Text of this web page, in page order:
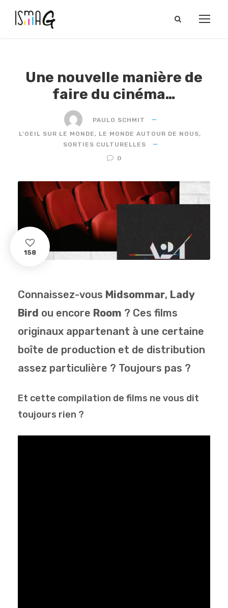
Une nouvelle manière de
faire du cinéma…
PAULO SCHMIT
L'OEIL SUR LE MONDE, LE MONDE AUTOUR DE NOUS,
SORTIES CULTURELLES
0
158
Connaissez-vous Midsommar, Lady
Bird ou encore Room ? Ces films
originaux appartenant à une certaine
boîte de production et de distribution
assez particulière ? Toujours pas ?
Et cette compilation de films ne vous dit
toujours rien ?